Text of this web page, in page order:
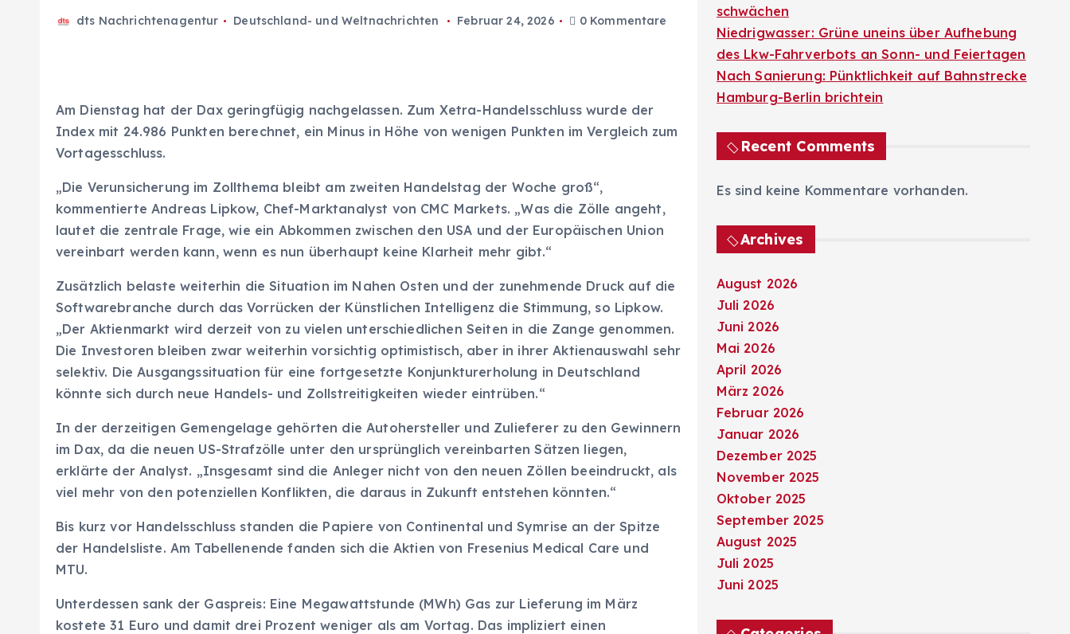
dts Nachrichtenagentur Deutschland- und Weltnachrichten Februar 24, 2026 0 Kommentare
Am Dienstag hat der Dax geringfügig nachgelassen. Zum Xetra-Handelsschluss wurde der
Index mit 24.986 Punkten berechnet, ein Minus in Höhe von wenigen Punkten im Vergleich zum
Vortagesschluss.
„Die Verunsicherung im Zollthema bleibt am zweiten Handelstag der Woche groß“,
kommentierte Andreas Lipkow, Chef-Marktanalyst von CMC Markets. „Was die Zölle angeht,
lautet die zentrale Frage, wie ein Abkommen zwischen den USA und der Europäischen Union
vereinbart werden kann, wenn es nun überhaupt keine Klarheit mehr gibt.“
Zusätzlich belaste weiterhin die Situation im Nahen Osten und der zunehmende Druck auf die
Softwarebranche durch das Vorrücken der Künstlichen Intelligenz die Stimmung, so Lipkow.
„Der Aktienmarkt wird derzeit von zu vielen unterschiedlichen Seiten in die Zange genommen.
Die Investoren bleiben zwar weiterhin vorsichtig optimistisch, aber in ihrer Aktienauswahl sehr
selektiv. Die Ausgangssituation für eine fortgesetzte Konjunkturerholung in Deutschland
könnte sich durch neue Handels- und Zollstreitigkeiten wieder eintrüben.“
In der derzeitigen Gemengelage gehörten die Autohersteller und Zulieferer zu den Gewinnern
im Dax, da die neuen US-Strafzölle unter den ursprünglich vereinbarten Sätzen liegen,
erklärte der Analyst. „Insgesamt sind die Anleger nicht von den neuen Zöllen beeindruckt, als
viel mehr von den potenziellen Konflikten, die daraus in Zukunft entstehen könnten.“
Bis kurz vor Handelsschluss standen die Papiere von Continental und Symrise an der Spitze
der Handelsliste. Am Tabellenende fanden sich die Aktien von Fresenius Medical Care und
MTU.
Unterdessen sank der Gaspreis: Eine Megawattstunde (MWh) Gas zur Lieferung im März
kostete 31 Euro und damit drei Prozent weniger als am Vortag. Das impliziert einen
schwächen
Niedrigwasser: Grüne uneins über Aufhebung
des Lkw-Fahrverbots an Sonn- und Feiertagen
Nach Sanierung: Pünktlichkeit auf Bahnstrecke
Hamburg-Berlin brichtein
Recent Comments
Es sind keine Kommentare vorhanden.
Archives
August 2026
Juli 2026
Juni 2026
Mai 2026
April 2026
März 2026
Februar 2026
Januar 2026
Dezember 2025
November 2025
Oktober 2025
September 2025
August 2025
Juli 2025
Juni 2025